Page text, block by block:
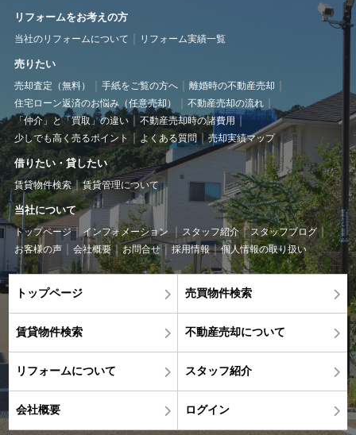
リフォームをお考えの方
当社のリフォームについて リフォーム実績一覧
売りたい
売却査定（無料） 手紙をご覧の方へ
離婚時の不動産売却
住宅ローン返済のお悩み（任意売却）
不動産売却の流れ
「仲介」と「買取」の違い
不動産売却時の諸費用
少しでも高く売るポイント
よくある質問 売却実績マップ
借りたい・貸したい
賃貸物件検索 賃貸管理について
当社について
トップページ インフォメーション スタッフ紹介
スタッフブログ
お客様の声
会社概要 お問合せ 採用情報 個人情報の取り扱い
トップページ 売買物件検索
賃貸物件検索 不動産売却について
リフォームについて スタッフ紹介
会社概要 ログイン